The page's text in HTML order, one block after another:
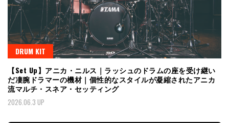
DRUM KIT
【Set Up】アニカ・ニルス｜ラッシュのドラムの座を受け継い
だ凄腕ドラマーの機材｜個性的なスタイルが凝縮されたアニカ
流マルチ・スネア・セッティング
2026.06.3 UP